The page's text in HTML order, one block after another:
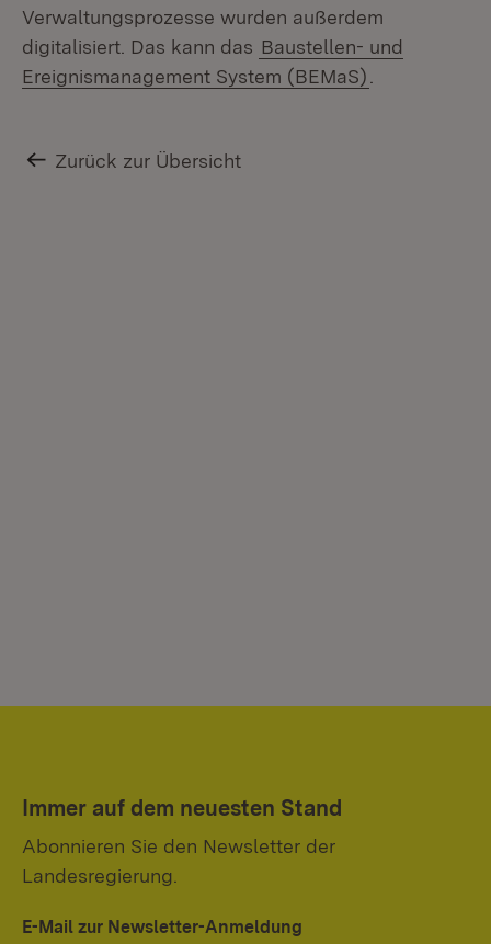
Verwaltungsprozesse wurden außerdem
digitalisiert. Das kann das Baustellen- und
Ereignismanagement System (BEMaS)
Zurück zur Übersicht
Immer auf dem neuesten Stand
Abonnieren Sie den Newsletter der
Landesregierung.
E-Mail zur Newsletter-Anmeldung